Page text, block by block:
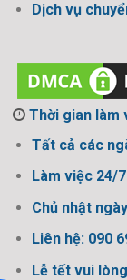
Dịch vụ
Thời gian làm
Tất cả các
Làm việc 24/7
Chủ nhật
Liên hệ: 090
Lễ tết vui